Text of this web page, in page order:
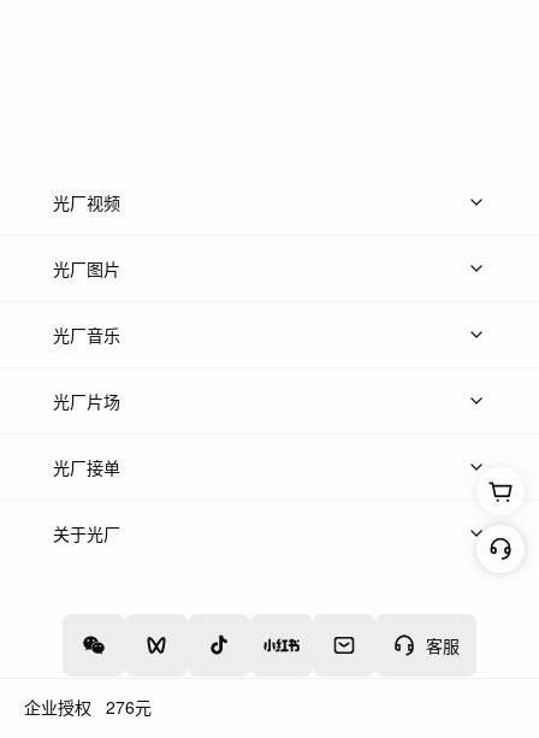
企业授权 276元
客服
光厂视频
上传视频
光厂图片
上传图片
光厂音乐
热门音乐
光厂片场
上传案例
光厂接单
上架服务
关于光厂